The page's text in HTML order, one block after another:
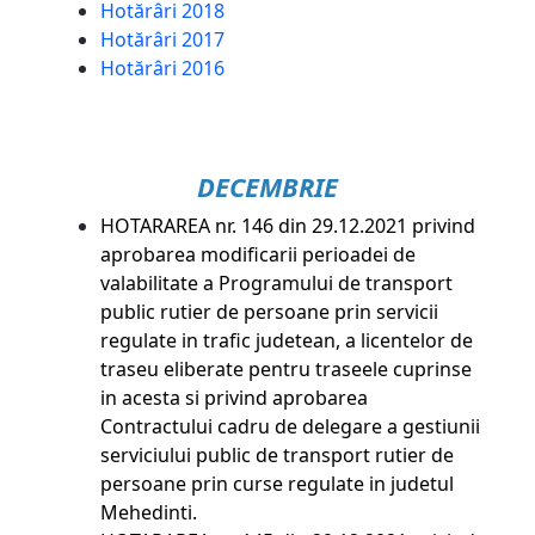
Hotărâri 2018
Hotărâri 2017
Hotărâri 2016
DECEMBRIE
HOTARAREA nr. 146 din 29.12.2021 privind
aprobarea modificarii perioadei de
valabilitate a Programului de transport
public rutier de persoane prin servicii
regulate in trafic judetean, a licentelor de
traseu eliberate pentru traseele cuprinse
in acesta si privind aprobarea
Contractului cadru de delegare a gestiunii
serviciului public de transport rutier de
persoane prin curse regulate in judetul
Mehedinti.